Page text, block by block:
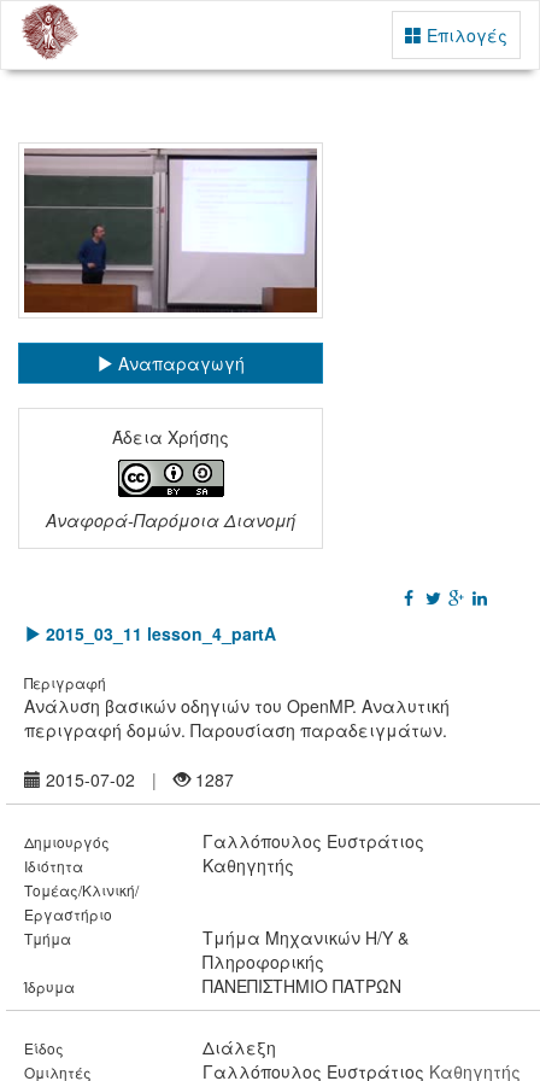
Επιλογές
Αναπαραγωγή
Άδεια Χρήσης
Αναφορά-Παρόμοια Διανομή
Linkedin
Google
Twitter
Facebook
2015_03_11 lesson_4_partA
Περιγραφή
Ανάλυση βασικών οδηγιών του OpenMP. Αναλυτική
περιγραφή δομών. Παρουσίαση παραδειγμάτων.
2015-07-02 1287
Δημιουργός Γαλλόπουλος Ευστράτιος
Ιδιότητα Καθηγητής
Τομέας/Κλινική/
Εργαστήριο
Τμήμα
Τμήμα Mηχανικών Η/Υ &
Πληροφορικής
Ίδρυμα ΠΑΝΕΠΙΣΤΗΜΙΟ ΠΑΤΡΩΝ
Είδος Διάλεξη
Ομιλητές Γαλλόπουλος Ευστράτιος Καθηγητής